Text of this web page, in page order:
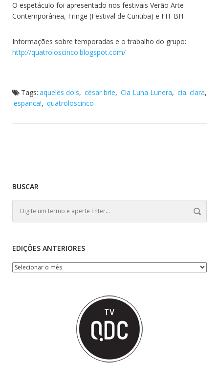
O espetáculo foi apresentado nos festivais Verão Arte
Contemporânea, Fringe (Festival de Curitiba) e FIT BH
Informações sobre temporadas e o trabalho do grupo:
http://quatroloscinco.blogspot.com/
Tags: aqueles dois, césar brie, Cia Luna Lunera, cia. clara,
espanca!, quatroloscinco
BUSCAR
EDIÇÕES ANTERIORES